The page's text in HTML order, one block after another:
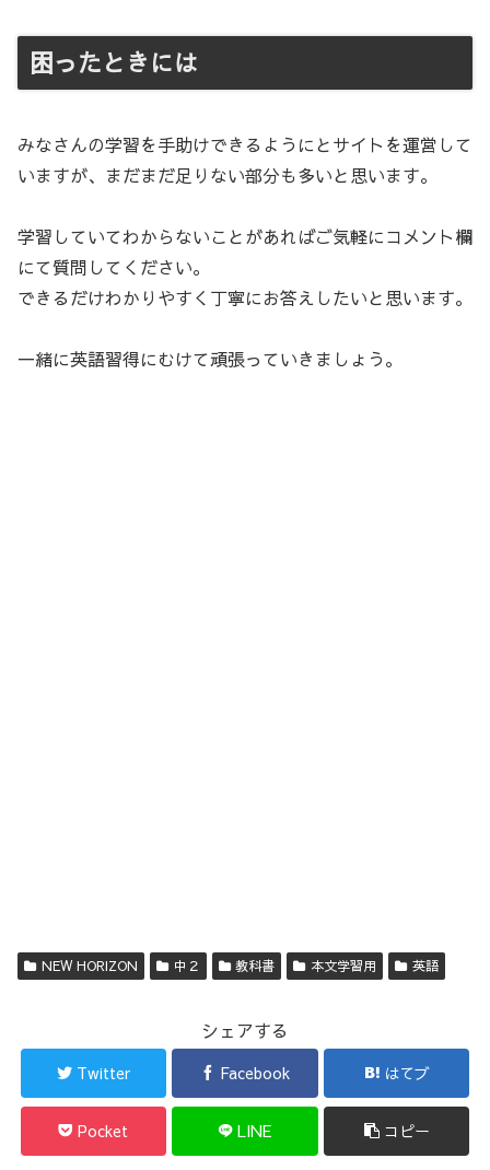
困ったときには
みなさんの学習を手助けできるようにとサイトを運営して
いますが、まだまだ足りない部分も多いと思います。
学習していてわからないことがあればご気軽にコメント欄
にて質問してください。
できるだけわかりやすく丁寧にお答えしたいと思います。
一緒に英語習得にむけて頑張っていきましょう。
NEW HORIZON 中２ 教科書 本文学習用 英語
シェアする
Twitter Facebook はてブ
Pocket LINE コピー